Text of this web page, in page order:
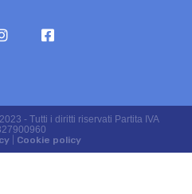
- Tutti i diritti riservati Partita IVA
| Cookie policy